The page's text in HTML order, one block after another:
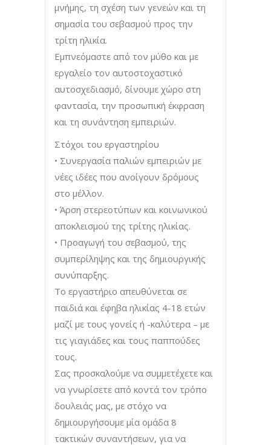
μνήμης, τη σχέση των γενεών και τη
σημασία του σεβασμού προς την
τρίτη ηλικία.
Εμπνεόμαστε από τον μύθο και με
εργαλείο τον αυτοστοχαστικό
αυτοσχεδιασμό, δίνουμε χώρο στη
φαντασία, την προσωπική έκφραση
και τη συνάντηση εμπειριών.
Στόχοι του εργαστηρίου
• Συνεργασία παλιών εμπειριών με
νέες ιδέες που ανοίγουν δρόμους
στο μέλλον.
• Άρση στερεοτύπων και κοινωνικού
αποκλεισμού της τρίτης ηλικίας.
• Προαγωγή του σεβασμού, της
συμπερίληψης και της δημιουργικής
συνύπαρξης.
Το εργαστήριο απευθύνεται σε
παιδιά και έφηβα ηλικίας 4-18 ετών
μαζί με τους γονείς ή -καλύτερα – με
τις γιαγιάδες και τους παππούδες
τους.
Σας προσκαλούμε να συμμετέχετε και
να γνωρίσετε από κοντά τον τρόπο
δουλειάς μας, με στόχο να
δημιουργήσουμε μία ομάδα 8
τακτικών συναντήσεων, για να